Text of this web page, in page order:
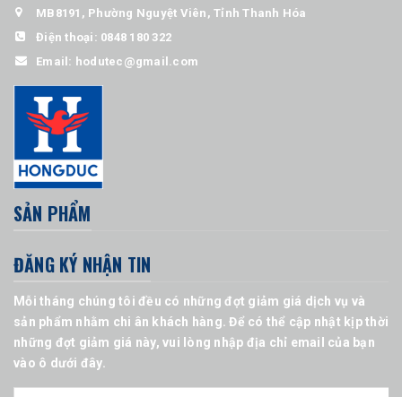
MB8191, Phường Nguyệt Viên, Tỉnh Thanh Hóa
Điện thoại: 0848 180 322
Email: hodutec@gmail.com
SẢN PHẨM
ĐĂNG KÝ NHẬN TIN
Mỗi tháng chúng tôi đều có những đợt giảm giá dịch vụ và
sản phẩm nhằm chi ân khách hàng. Để có thể cập nhật kịp thời
những đợt giảm giá này, vui lòng nhập địa chỉ email của bạn
vào ô dưới đây.